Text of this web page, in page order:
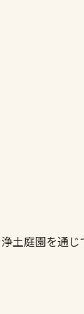
庭園を通じ